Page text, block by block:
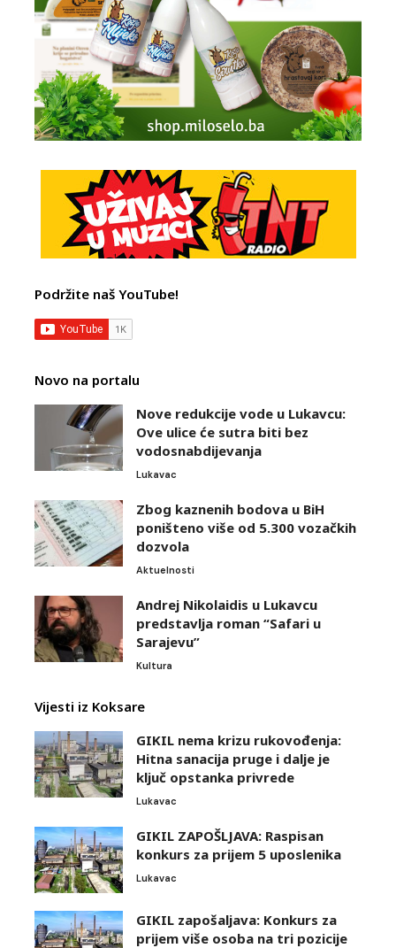
Podržite naš YouTube!
Novo na portalu
Nove redukcije vode u Lukavcu:
Ove ulice će sutra biti bez
vodosnabdijevanja
Lukavac
Zbog kaznenih bodova u BiH
poništeno više od 5.300 vozačkih
dozvola
Aktuelnosti
Andrej Nikolaidis u Lukavcu
predstavlja roman “Safari u
Sarajevu”
Kultura
Vijesti iz Koksare
GIKIL nema krizu rukovođenja:
Hitna sanacija pruge i dalje je
ključ opstanka privrede
Lukavac
GIKIL ZAPOŠLJAVA: Raspisan
konkurs za prijem 5 uposlenika
Lukavac
GIKIL zapošaljava: Konkurs za
prijem više osoba na tri pozicije